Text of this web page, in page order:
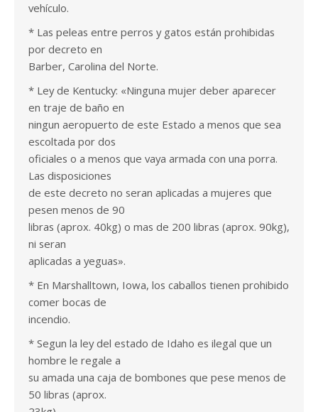
vehículo.
* Las peleas entre perros y gatos están prohibidas
por decreto en
Barber, Carolina del Norte.
* Ley de Kentucky: «Ninguna mujer deber aparecer
en traje de baño en
ningun aeropuerto de este Estado a menos que sea
escoltada por dos
oficiales o a menos que vaya armada con una porra.
Las disposiciones
de este decreto no seran aplicadas a mujeres que
pesen menos de 90
libras (aprox. 40kg) o mas de 200 libras (aprox. 90kg),
ni seran
aplicadas a yeguas».
* En Marshalltown, Iowa, los caballos tienen prohibido
comer bocas de
incendio.
* Segun la ley del estado de Idaho es ilegal que un
hombre le regale a
su amada una caja de bombones que pese menos de
50 libras (aprox.